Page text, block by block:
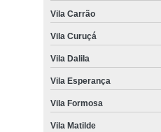
Vila Carrão
Vila Curuçá
Vila Dalila
Vila Esperança
Vila Formosa
Vila Matilde